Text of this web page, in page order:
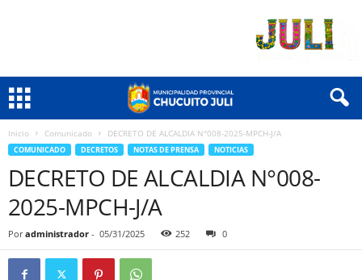
Inicio Comunicado DECRETO DE ALCALDIA N°008-2025-MPCH-J/A
COMUNICADO DECRETOS NOTAS DE PRENSA NOTICIAS
DECRETO DE ALCALDIA N°008-
2025-MPCH-J/A
Por administrador - 05/31/2025 252 0